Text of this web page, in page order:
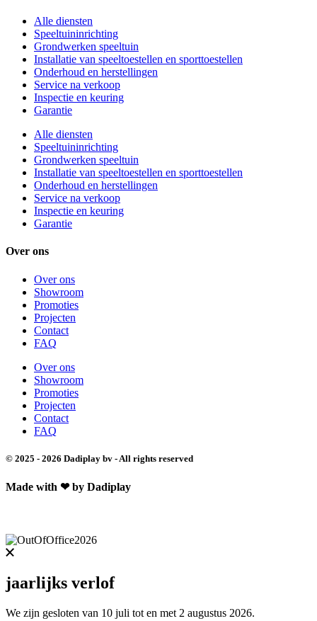
Alle diensten
Speeltuininrichting
Grondwerken speeltuin
Installatie van speeltoestellen en sporttoestellen
Onderhoud en herstellingen
Service na verkoop
Inspectie en keuring
Garantie
Alle diensten
Speeltuininrichting
Grondwerken speeltuin
Installatie van speeltoestellen en sporttoestellen
Onderhoud en herstellingen
Service na verkoop
Inspectie en keuring
Garantie
Over ons
Over ons
Showroom
Promoties
Projecten
Contact
FAQ
Over ons
Showroom
Promoties
Projecten
Contact
FAQ
© 2025 - 2026 Dadiplay bv - All rights reserved
Made with ❤ by Dadiplay
jaarlijks verlof
We zijn gesloten van 10 juli tot en met 2 augustus 2026.